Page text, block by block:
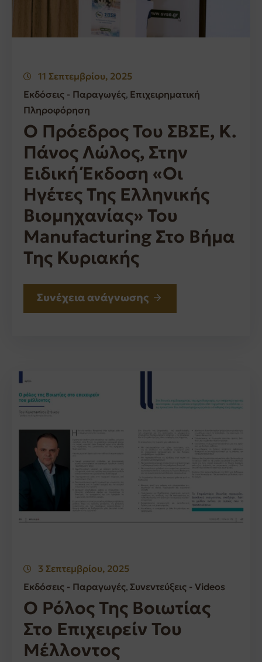
11 Σεπτεμβρίου, 2025
Εκδόσεις - Παραγωγές‚ Επιχειρηματική
Πληροφόρηση
Ο Πρόεδρος Του ΣΒΣΕ, Κ.
Πάνος Λώλος, Στην
Ειδική Έκδοση «Οι
Ηγέτες Της Ελληνικής
Βιομηχανίας» Του
Manufacturing Στο Βήμα
Της Κυριακής
Συνέχεια ανάγνωσης
3 Σεπτεμβρίου, 2025
Εκδόσεις - Παραγωγές‚ Συνεντεύξεις - Videos
Ο Ρόλος Της Βοιωτίας
Στο Επιχειρείν Του
Μέλλοντος